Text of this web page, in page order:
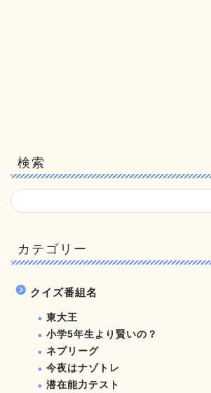
検索
カテゴリー
クイズ番組名
東大王
小学5年生より賢いの？
ネプリーグ
今夜はナゾトレ
潜在能力テスト